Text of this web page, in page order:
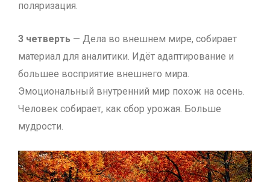
поляризация.
3 четверть — Дела во внешнем мире, собирает
материал для аналитики. Идёт адаптирование и
большее восприятие внешнего мира.
Эмоциональный внутренний мир похож на осень.
Человек собирает, как сбор урожая. Больше
мудрости.